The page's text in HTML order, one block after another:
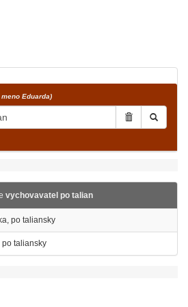
meno Eduarda)
vychovavatel po talian
po taliansky
taliansky